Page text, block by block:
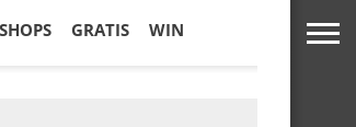
GRATIS WIN